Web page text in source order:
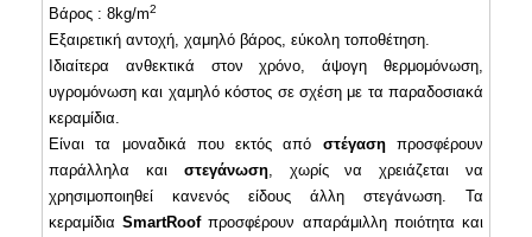
Βάρος : 8kg/m2
Εξαιρετική αντοχή, χαμηλό βάρος, εύκολη τοποθέτηση.
Ιδιαίτερα ανθεκτικά στον χρόνο, άψογη θερμομόνωση,
υγρομόνωση και χαμηλό κόστος σε σχέση με τα παραδοσιακά
κεραμίδια.
Είναι τα μοναδικά που εκτός από στέγασηπροσφέρουν
παράλληλα και στεγάνωση, χωρίς να χρειάζεται να
χρησιμοποιηθεί κανενός είδους άλλη στεγάνωση. Τα
κεραμίδια SmartRoofπροσφέρουν απαράμιλλη ποιότητα και